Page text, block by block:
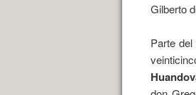
Gilberto
Parte